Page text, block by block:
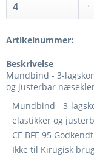
Artikelnummer:
Beskrivelse
Mundbind - 3-
og justerbar
Mundbind - 3-
elastikker og
CE BFE 95 Godkendt
Ikke til Kirugisk